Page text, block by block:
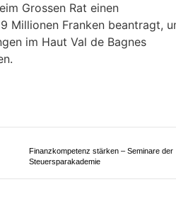
Grossen Rat einen
Millionen Franken beantragt,
im Haut Val de Bagnes